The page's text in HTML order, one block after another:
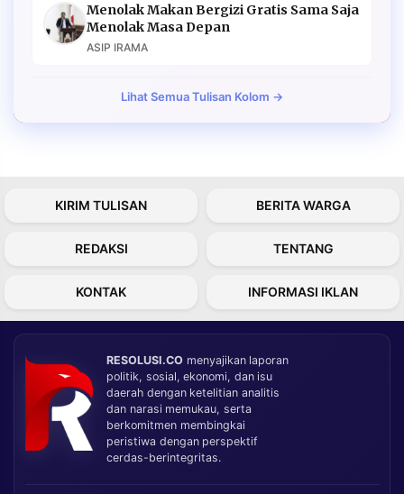
Menolak Makan Bergizi Gratis Sama Saja
Menolak Masa Depan
ASIP IRAMA
Lihat Semua Tulisan Kolom →
KIRIM TULISAN BERITA WARGA
REDAKSI TENTANG
KONTAK INFORMASI IKLAN
RESOLUSI.CO menyajikan laporan
politik, sosial, ekonomi, dan isu
daerah dengan ketelitian analitis
dan narasi memukau, serta
berkomitmen membingkai
peristiwa dengan perspektif
cerdas-berintegritas.